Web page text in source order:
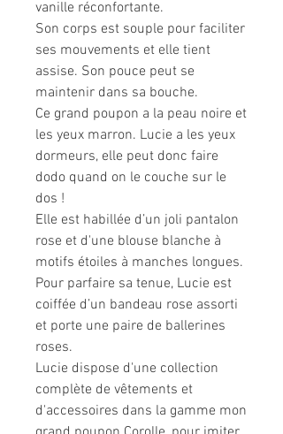
vanille réconfortante.
Son corps est souple pour faciliter
ses mouvements et elle tient
assise. Son pouce peut se
maintenir dans sa bouche.
Ce grand poupon a la peau noire et
les yeux marron. Lucie a les yeux
dormeurs, elle peut donc faire
dodo quand on le couche sur le
dos !
Elle est habillée d’un joli pantalon
rose et d'une blouse blanche à
motifs étoiles à manches longues.
Pour parfaire sa tenue, Lucie est
coiffée d’un bandeau rose assorti
et porte une paire de ballerines
roses.
Lucie dispose d'une collection
complète de vêtements et
d'accessoires dans la gamme mon